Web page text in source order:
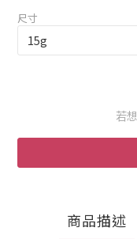
尺寸
若
商品描述